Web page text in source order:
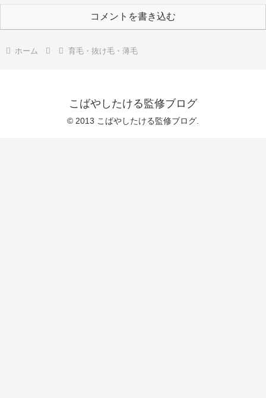
コメントを書き込む
ホーム 育毛・抜け毛・薄毛
こばやしたける監修ブログ
© 2013 こばやしたける監修ブログ.